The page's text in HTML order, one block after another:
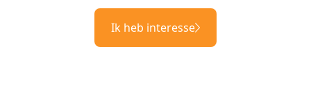
Ik heb interesse